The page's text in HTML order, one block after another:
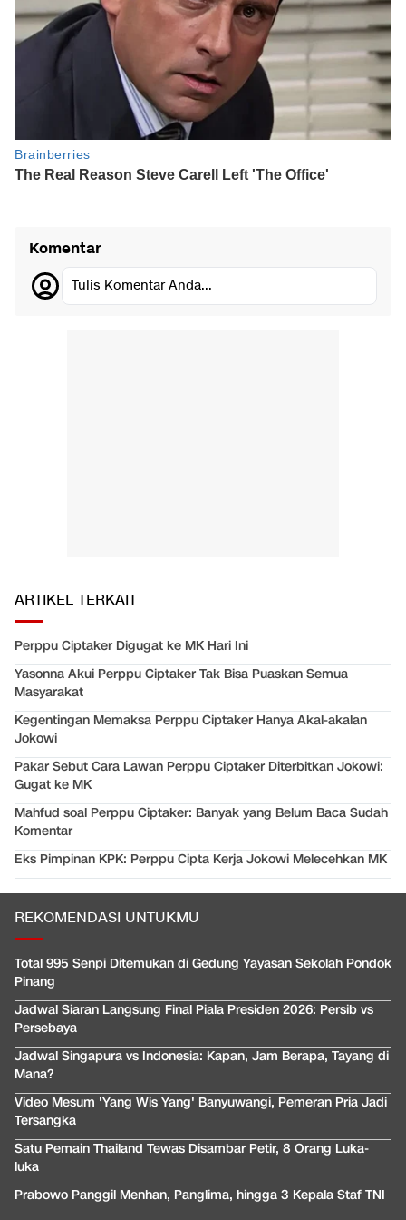
Komentar
Tulis Komentar Anda...
ARTIKEL TERKAIT
Perppu Ciptaker Digugat ke MK Hari Ini
Yasonna Akui Perppu Ciptaker Tak Bisa Puaskan Semua
Masyarakat
Kegentingan Memaksa Perppu Ciptaker Hanya Akal-akalan
Jokowi
Pakar Sebut Cara Lawan Perppu Ciptaker Diterbitkan Jokowi:
Gugat ke MK
Mahfud soal Perppu Ciptaker: Banyak yang Belum Baca Sudah
Komentar
Eks Pimpinan KPK: Perppu Cipta Kerja Jokowi Melecehkan MK
REKOMENDASI UNTUKMU
Total 995 Senpi Ditemukan di Gedung Yayasan Sekolah Pondok
Pinang
Jadwal Siaran Langsung Final Piala Presiden 2026: Persib vs
Persebaya
Jadwal Singapura vs Indonesia: Kapan, Jam Berapa, Tayang di
Mana?
Video Mesum 'Yang Wis Yang' Banyuwangi, Pemeran Pria Jadi
Tersangka
Satu Pemain Thailand Tewas Disambar Petir, 8 Orang Luka-
luka
Prabowo Panggil Menhan, Panglima, hingga 3 Kepala Staf TNI